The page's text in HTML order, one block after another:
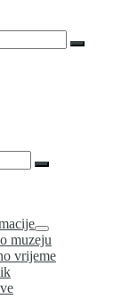
Search
Search
muzeju
vrijeme